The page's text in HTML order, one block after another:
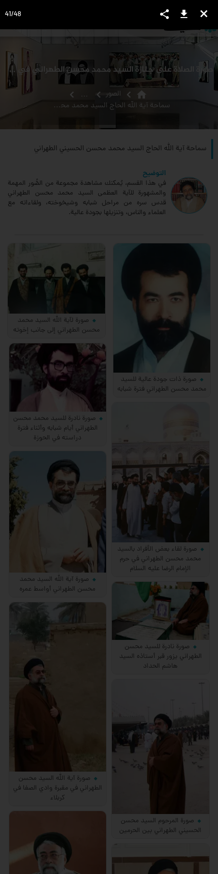
view_headline
صورة الصلاة على جنازة السيد محمد محسن الطهراني في صحن آزادي (في حرم الإمام الرضا عليه السلام)
home الصور
...
سماحة آية الله الحاج السيد محمد محسن الحسيني الطهراني
سماحة آية الله الحاج السيد محمد محسن الحسيني الطهراني
التوضيح
في هذا القسم، يُمكنك مشاهدة مجموعة من الصُّور المهمة
والمشهورة للآية العظمى السيد محمد محسن الطهراني
قدس سره من مراحل شبابه وشيخوخته، ولقاءاته مع
العلماء والناس، وتنزيلها بجودة عالية.
صورة ذات جودة عالية للسيد
محمد محسن الطهراني فترة شبابه
صورة لآية الله السيد محمد
محسن الطهراني إلى جانب إخوته
صورة نادرة للسيد محمد محسن
الطهراني أيام شبابه وأثناء فترة
دراسته في الحوزة
صورة لقاء بعض الأفراد بالسيد
محمد محسن الطهراني في حرم
الإمام الرضا عليه السلام
صورة آية الله السيد محمد
محسن الطهراني أواسط عمره
صورة نادرة للسيد محسن
الطهراني يزور قبر أستاذه السيد
هاشم الحداد
صورة آية الله السيد محسن
الطهراني في مقبرة وادي الصفا في
كربلاء
صورة المرحوم السيد محسن
الحسيني الطهراني بين الحرمين
close
download
share
41/48